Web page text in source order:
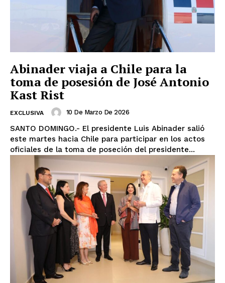
Abinader viaja a Chile para la
toma de posesión de José Antonio
Kast Rist
EXCLUSIVA 10 De Marzo De 2026
SANTO DOMINGO.- El presidente Luis Abinader salió
este martes hacia Chile para participar en los actos
oficiales de la toma de poseción del presidente...